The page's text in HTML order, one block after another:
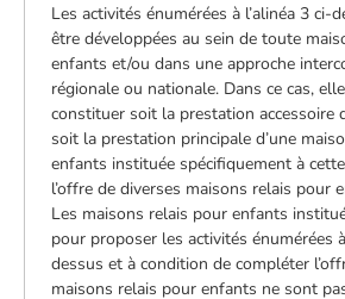
Les activités énumérées à l’alinéa 3 ci-
être développées au sein de toute
enfants et/ou dans une approche
régionale ou nationale. Dans ce cas,
constituer soit la prestation accessoire
soit la prestation principale d’une
enfants instituée spécifiquement à
l’offre de diverses maisons relais pour
Les maisons relais pour enfants
pour proposer les activités énumérées
dessus et à condition de compléter
maisons relais pour enfants ne sont